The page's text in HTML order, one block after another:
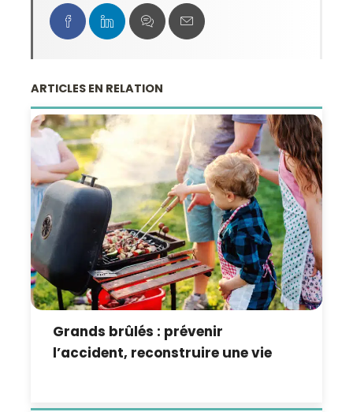
ARTICLES EN RELATION
Grands brûlés : prévenir
l’accident, reconstruire une vie